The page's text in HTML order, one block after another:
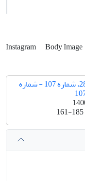
Instagram Body Image
دوره 28، شماره 107 - شماره
161-185